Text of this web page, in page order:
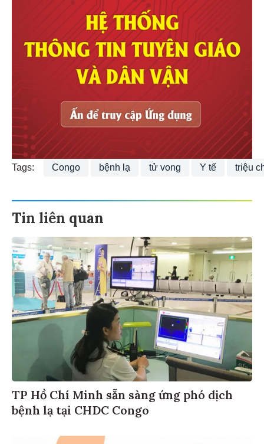
Tags: Congo bệnh lạ tử vong Y tế triệu
Tin liên quan
TP Hồ Chí Minh sẵn sàng ứng phó dịch
bệnh lạ tại CHDC Congo